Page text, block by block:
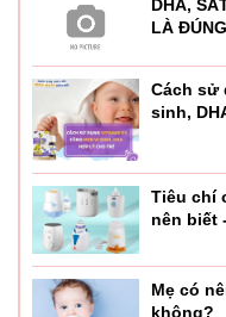
DHA,
LÀ
Cách sử
sinh,
Tiêu chí
nên biết
Mẹ có
không?